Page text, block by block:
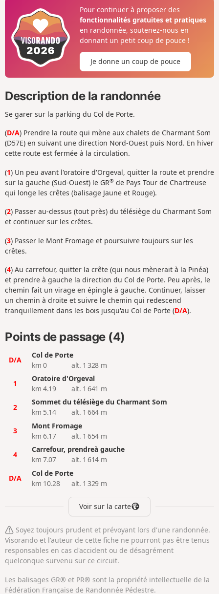
Pour continuer à proposer des
fonctionnalités gratuites et pratiques
en randonnée, soutenez-nous en
donnant un petit coup de pouce !
Je donne un coup de pouce
Description de la randonnée
Se garer sur la parking du Col de Porte.
(D/A) Prendre la route qui mène aux chalets de Charmant Som
(D57E) en suivant une direction Nord-Ouest puis Nord. En hiver
cette route est fermée à la circulation.
(1) Un peu avant l'oratoire d'Orgeval, quitter la route et prendre
sur la gauche (Sud-Ouest) le GR® de Pays Tour de Chartreuse
qui longe les crêtes (balisage Jaune et Rouge).
(2) Passer au-dessus (tout près) du télésiège du Charmant Som
et continuer sur les crêtes.
(3) Passer le Mont Fromage et poursuivre toujours sur les
crêtes.
(4) Au carrefour, quitter la crête (qui nous mènerait à la Pinéa)
et prendre à gauche la direction du Col de Porte. Peu après, le
chemin fait un virage en épingle à gauche. Continuer, laisser
un chemin à droite et suivre le chemin qui redescend
tranquillement dans les bois jusqu'au Col de Porte (D/A).
Points de passage (4)
D/A
Col de Porte
km 0
alt. 1 328 m
1
Oratoire d'Orgeval
km 4.19
alt. 1 641 m
2
Sommet du télésiège du Charmant Som
km 5.14
alt. 1 664 m
3
Mont Fromage
km 6.17
alt. 1 654 m
4
Carrefour, prendreà gauche
km 7.07
alt. 1 614 m
D/A
Col de Porte
km 10.28
alt. 1 329 m
Voir sur la carte
Soyez toujours prudent et prévoyant lors d'une randonnée.
Visorando et l'auteur de cette fiche ne pourront pas être tenus
responsables en cas d'accident ou de désagrément
quelconque survenu sur ce circuit.
Les balisages GR® et PR® sont la propriété intellectuelle de la
Fédération Française de Randonnée Pédestre.